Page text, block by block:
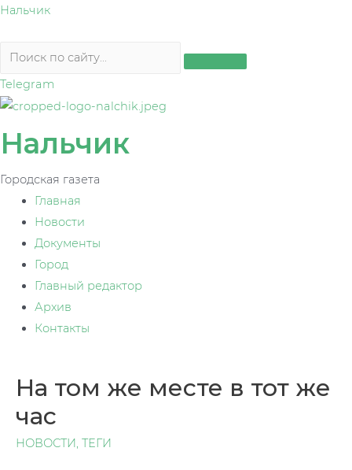
Перейти
содержимому
Нальчик
Telegram
Нальчик
Городская газета
Главная
Новости
Документы
Город
Главный редактор
Архив
Контакты
На том же месте в тот же
час
НОВОСТИ, ТЕГИ